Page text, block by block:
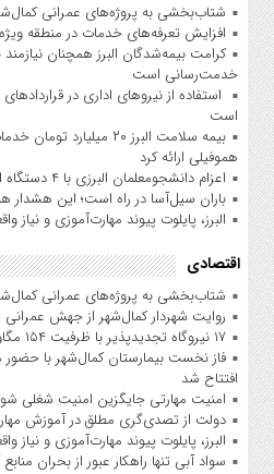
شتاب‌بخشی به پروژه‌های عمرانی
افزایش تعرفه‌های خدمات در منطقه
کرامت بیمه‌شدگان البرز همچنان
خدمت‌رسانی است
استفاده از نیروهای اداری در
است
بیمه سلامت البرز ۲۰
هموفیلی ارائه کرد
اعزام دانشجو‌معلمان البرزی با ۴ دستگاه اتوبوس به عتبات عالیات
باران سیل‌آسا در راه است؛ این هشدار
البرز، پایلوت پیوند مهارت‌آموزی و نیاز
اقتصادی
شتاب‌بخشی به پروژه‌های عمرانی
روایت شهردار کمال‌شهر از جهش عمرانی
۱۷ نیروگاه تجدیدپذیر با ظرفیت ۱۵۴ مگاوات به شبکه پیوست
فاز نخست بیمارستان کمال‌شهر با
افتتاح شد
امنیت مهارتی جایگزین امنیت شغلی
دولت از تصدی‌گری مطلق در آموزش
البرز، پایلوت پیوند مهارت‌آموزی و نیاز
سواد آبی تنها راهکار عبور از بحران منابع